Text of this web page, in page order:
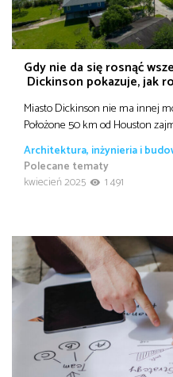
Gdy nie da się rosnąć
Dickinson pokazuje, jak
Miasto Dickinson nie ma innej
Położone 50 km od Houston
Architektura, inżynieria i
Polecane tematy
kwiecień 2025
1 491